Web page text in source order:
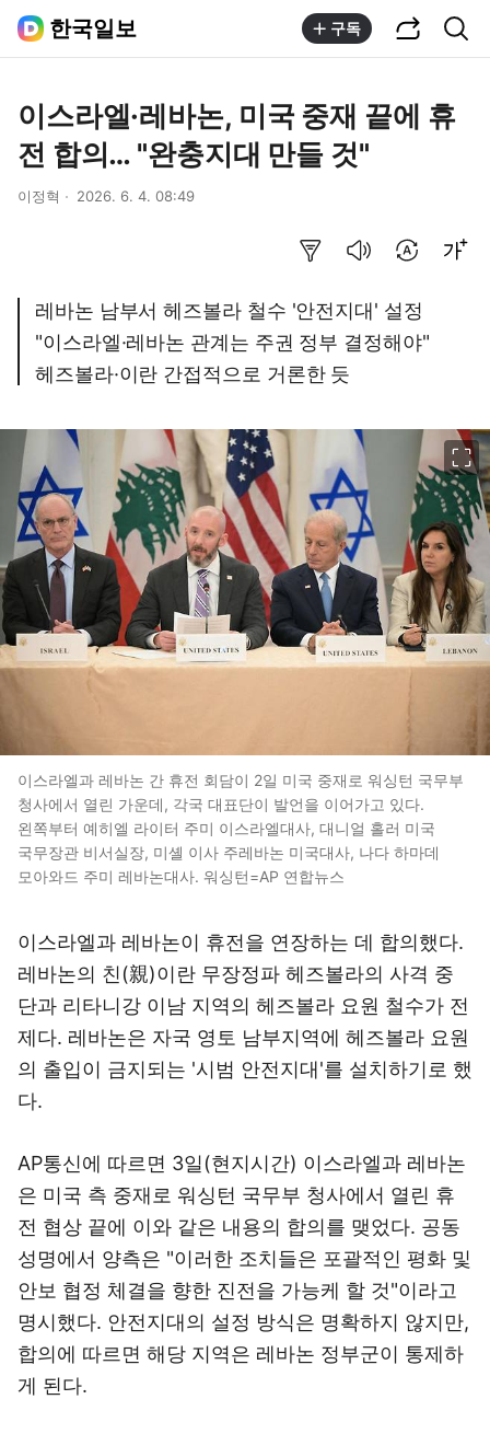
한국일보 구독
이스라엘·레바논, 미국 중재 끝에 휴
전 합의… "완충지대 만들 것"
이정혁 2026. 6. 4. 08:49
레바논 남부서 헤즈볼라 철수 '안전지대' 설정
"이스라엘·레바논 관계는 주권 정부 결정해야"
헤즈볼라·이란 간접적으로 거론한 듯
이스라엘과 레바논 간 휴전 회담이 2일 미국 중재로 워싱턴 국무부
청사에서 열린 가운데, 각국 대표단이 발언을 이어가고 있다.
왼쪽부터 예히엘 라이터 주미 이스라엘대사, 대니얼 홀러 미국
국무장관 비서실장, 미셸 이사 주레바논 미국대사, 나다 하마데
모아와드 주미 레바논대사. 워싱턴=AP 연합뉴스
이스라엘과 레바논이 휴전을 연장하는 데 합의했다.
레바논의 친(親)이란 무장정파 헤즈볼라의 사격 중
단과 리타니강 이남 지역의 헤즈볼라 요원 철수가 전
제다. 레바논은 자국 영토 남부지역에 헤즈볼라 요원
의 출입이 금지되는 '시범 안전지대'를 설치하기로 했
다.
AP통신에 따르면 3일(현지시간) 이스라엘과 레바논
은 미국 측 중재로 워싱턴 국무부 청사에서 열린 휴
전 협상 끝에 이와 같은 내용의 합의를 맺었다. 공동
성명에서 양측은 "이러한 조치들은 포괄적인 평화 및
안보 협정 체결을 향한 진전을 가능케 할 것"이라고
명시했다. 안전지대의 설정 방식은 명확하지 않지만,
합의에 따르면 해당 지역은 레바논 정부군이 통제하
게 된다.